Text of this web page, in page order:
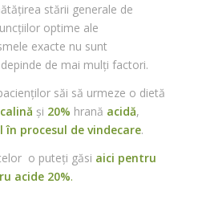
stării generale de
optime ale
exacte nu sunt
de mai mulți factori.
săi să urmeze o dietă
și 20% hrană acidă,
în procesul de vindecare.
o puteți găsi aici pentru
acide 20%.